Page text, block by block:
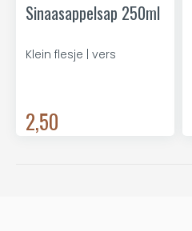
Sinaasappelsap 250ml
Klein flesje | vers
2,50